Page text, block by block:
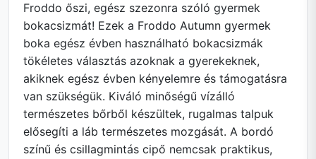
Froddo őszi, egész szezonra szóló gyermek
bokacsizmát! Ezek a Froddo Autumn gyermek
boka egész évben használható bokacsizmák
tökéletes választás azoknak a gyerekeknek,
akiknek egész évben kényelemre és támogatásra
van szükségük. Kiváló minőségű vízálló
természetes bőrből készültek, rugalmas talpuk
elősegíti a láb természetes mozgását. A bordó
színű és csillagmintás cipő nemcsak praktikus,